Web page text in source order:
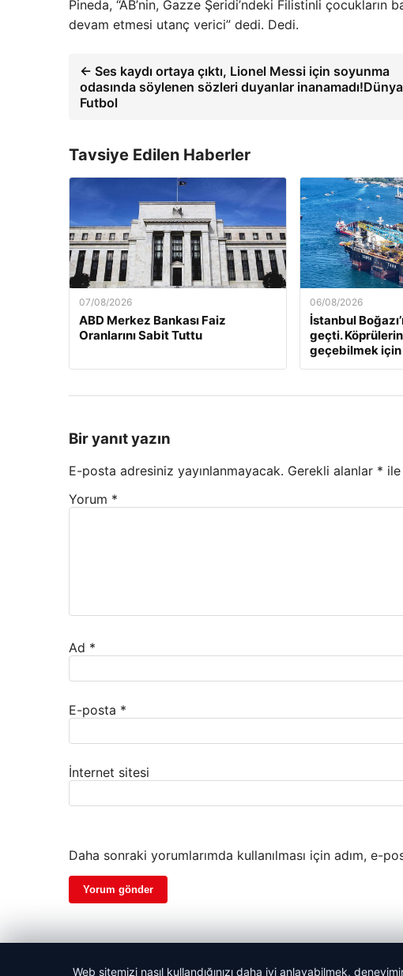
Pineda, “AB’nin, Gazze Şeridi’ndeki Filistinli çocukların
devam etmesi utanç verici” dedi. Dedi.
← Ses kaydı ortaya çıktı, Lionel Messi için soyunma
odasında söylenen sözleri duyanlar
Futbol
Tavsiye Edilen Haberler
07/08/2026
ABD Merkez Bankası Faiz
Oranlarını Sabit Tuttu
06/08/2026
İstanbul
geçti.
geçebilmek için
Bir yanıt yazın
E-posta adresiniz yayınlanmayacak. Gerekli alanlar *
Yorum *
Ad *
E-posta *
İnternet sitesi
Daha sonraki yorumlarımda kullanılması için adım, e-
Web sitemizi nasıl kullandığınızı daha iyi anlayabilmek,